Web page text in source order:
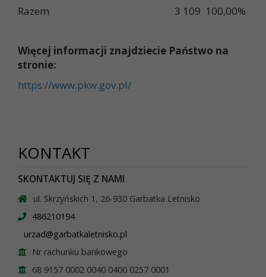
Razem 3 109 100,00%
Więcej informacji znajdziecie Państwo na
stronie:
https://www.pkw.gov.pl/
KONTAKT
SKONTAKTUJ SIĘ Z NAMI
ul. Skrzyńskich 1, 26-930 Garbatka Letnisko
486210194
urzad@garbatkaletnisko.pl
Nr rachunku bankowego
68 9157 0002 0040 0400 0257 0001